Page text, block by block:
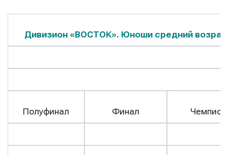
Дивизион «ВОСТОК». Юноши средний
Полуфинал Финал Чемпион
Имя
Имя
E-mail